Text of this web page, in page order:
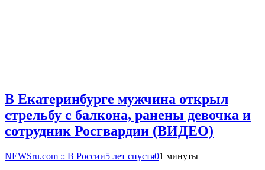
В Екатеринбурге мужчина открыл
стрельбу с балкона, ранены девочка и
сотрудник Росгвардии (ВИДЕО)
NEWSru.com :: В России5 лет спустя01 минуты